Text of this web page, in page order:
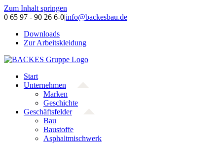
Zum Inhalt springen
0 65 97 - 90 26 6-0|info@backesbau.de
Downloads
Zur Arbeitskleidung
Start
Unternehmen
Marken
Geschichte
Geschäftsfelder
Bau
Baustoffe
Asphaltmischwerk